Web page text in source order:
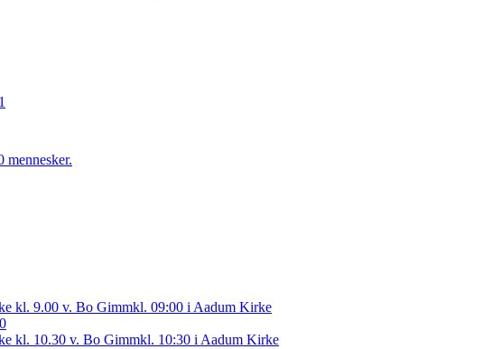
mennesker.
kl. 9.00 v. Bo Gimmkl. 09:00 i Aadum Kirke
kl. 10.30 v. Bo Gimmkl. 10:30 i Aadum Kirke